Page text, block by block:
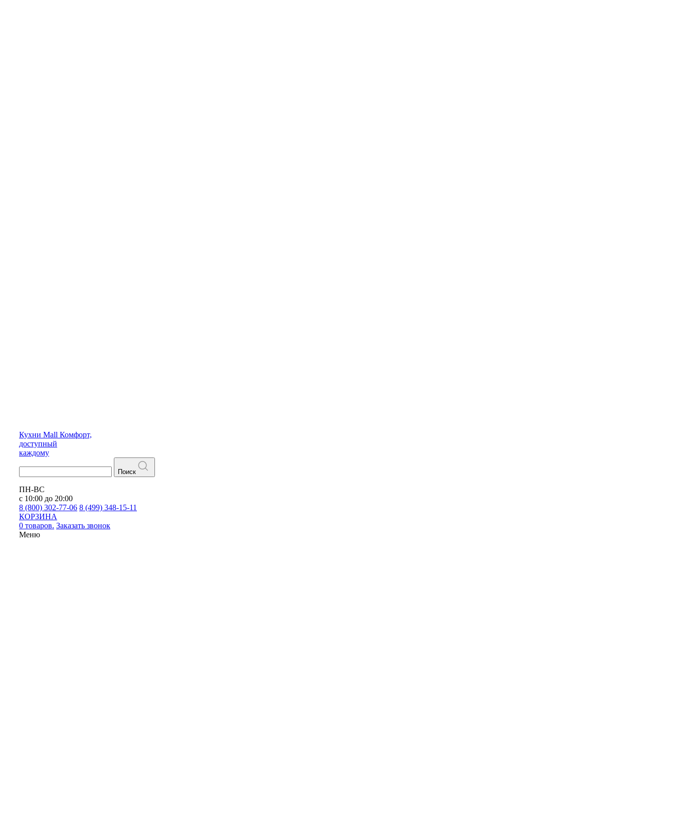
Кухни Mall Комфорт,
доступный
каждому
Поиск
ПН-ВС
с 10:00 до 20:00
8 (800) 302-77-06 8 (499) 348-15-11
КОРЗИНА
0 товаров. Заказать звонок
Меню